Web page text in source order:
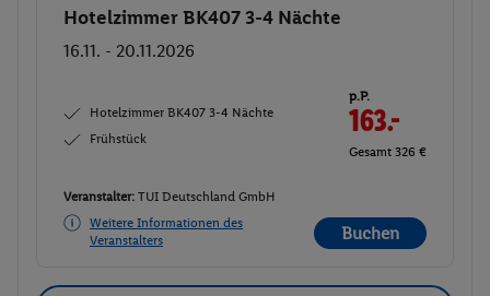
Buchen
Hotelzimmer BK407 3-4 Nächte
16.11. - 20.11.2026
Hotelzimmer BK407 3-4 Nächte
Frühstück
p.P.
163.-
Gesamt 326 €
Veranstalter: TUI Deutschland GmbH
Weitere Informationen des
Veranstalters
Buchen